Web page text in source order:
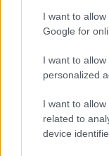
I want to
Google for
I want to
personalized
I want to
related to
device
motoryzacji.
sami!
Piotr Zajt